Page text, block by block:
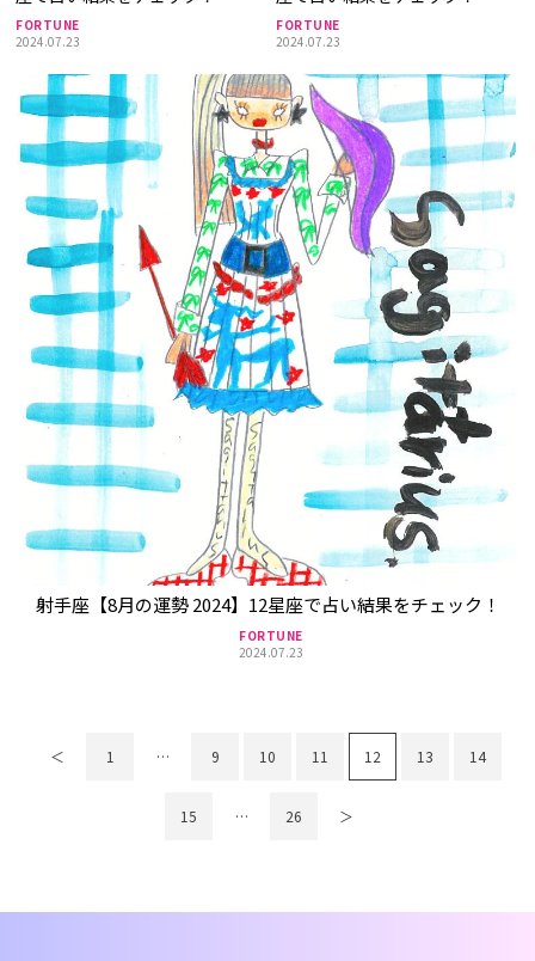
FORTUNE
2024.07.23
FORTUNE
2024.07.23
射手座【8月の運勢 2024】12星座で占い結果をチェック！
FORTUNE
2024.07.23
＜ 1 … 9 10 11 12 13 14
15 … 26 ＞